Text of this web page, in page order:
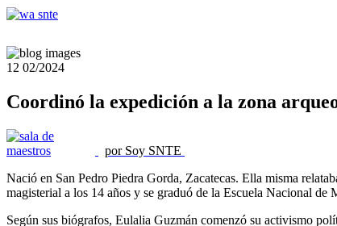
12 02/2024
Coordinó la expedición a la zona
por Soy SNTE
Nació en San Pedro Piedra Gorda, Zacatecas. Ella misma
magisterial a los 14 años y se graduó de la Escuela Nacional de
Según sus biógrafos, Eulalia Guzmán comenzó su activismo